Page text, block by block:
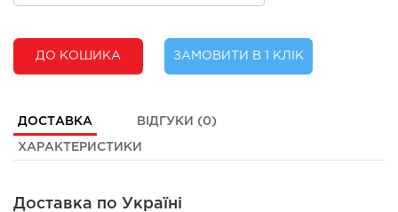
ДО КОШИКА ЗАМОВИТИ В 1 КЛІК
ДОСТАВКА ВІДГУКИ (0)
ХАРАКТЕРИСТИКИ
Доставка по Україні